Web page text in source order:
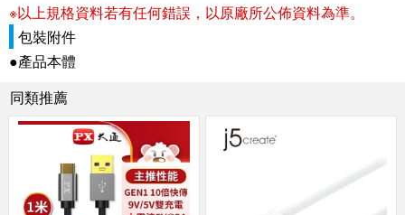
※以上規格資料若有任何錯誤，以原廠所公佈資料為準。
包裝附件
●產品本體
同類推薦